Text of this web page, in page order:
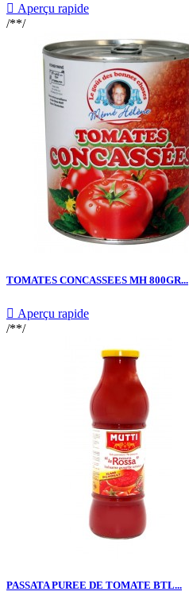
 Aperçu rapide
/**/
TOMATES CONCASSEES MH 800GR...
 Aperçu rapide
/**/
PASSATA PUREE DE TOMATE BTL...